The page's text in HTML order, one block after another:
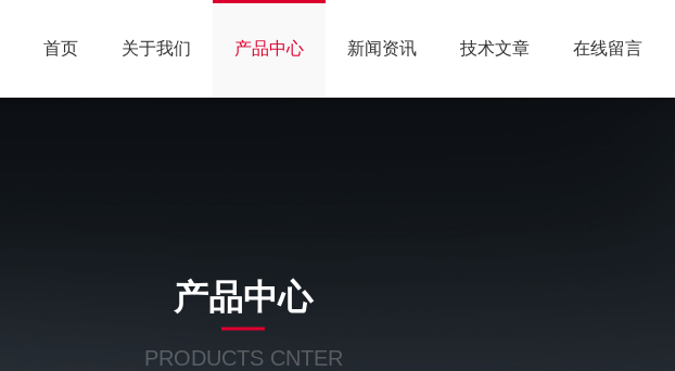
首页 关于我们 产品中心 新闻资讯 技术文章 在线留言
产品中心
PRODUCTS CNTER